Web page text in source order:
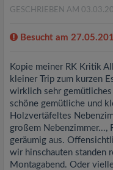
GESCHRIEBEN AM
Besucht am
Kopie meiner RK Kritik
kleiner Trip zum kurzen
wirklich sehr
schöne gemütliche und
Holzvertäfeltes
großem Nebenzimmer...,
geräumig aus.
wir hinschauten standen
Montagabend. Oder